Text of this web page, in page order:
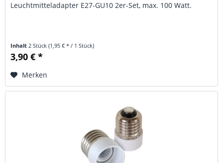
Leuchtmitteladapter E27-GU10 2er-Set, max. 100 Watt.
Inhalt2 Stück(1,95 € * / 1 Stück)
3,90 € *
Merken